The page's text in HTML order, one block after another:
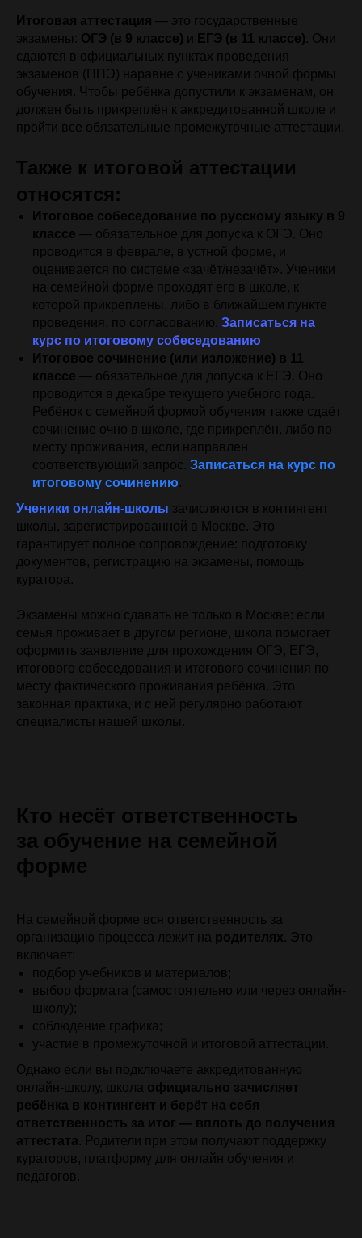
Итоговая аттестация — это государственные
экзамены: ОГЭ (в 9 классе) и ЕГЭ (в 11 классе). Они
сдаются в официальных пунктах проведения
экзаменов (ППЭ) наравне с учениками очной формы
обучения. Чтобы ребёнка допустили к экзаменам, он
должен быть прикреплён к аккредитованной школе и
пройти все обязательные промежуточные аттестации.
Также к итоговой аттестации
относятся:
Итоговое собеседование по русскому языку в 9
классе — обязательное для допуска к ОГЭ. Оно
проводится в феврале, в устной форме, и
оценивается по системе «зачёт/незачёт». Ученики
на семейной форме проходят его в школе, к
которой прикреплены, либо в ближайшем пункте
проведения, по согласованию. Записаться на
курс по итоговому собеседованию
Итоговое сочинение (или изложение) в 11
классе — обязательное для допуска к ЕГЭ. Оно
проводится в декабре текущего учебного года.
Ребёнок с семейной формой обучения также сдаёт
сочинение очно в школе, где прикреплён, либо по
месту проживания, если направлен
соответствующий запрос. Записаться на курс по
итоговому сочинению.
Ученики онлайн-школы зачисляются в контингент
школы, зарегистрированной в Москве. Это
гарантирует полное сопровождение: подготовку
документов, регистрацию на экзамены, помощь
куратора.
Экзамены можно сдавать не только в Москве: если
семья проживает в другом регионе, школа помогает
оформить заявление для прохождения ОГЭ, ЕГЭ,
итогового собеседования и итогового сочинения по
месту фактического проживания ребёнка. Это
законная практика, и с ней регулярно работают
специалисты нашей школы.
Кто несёт ответственность
за обучение на семейной
форме
На семейной форме вся ответственность за
организацию процесса лежит на родителях. Это
включает:
подбор учебников и материалов;
выбор формата (самостоятельно или через онлайн-
школу);
соблюдение графика;
участие в промежуточной и итоговой аттестации.
Однако если вы подключаете аккредитованную
онлайн-школу, школа официально зачисляет
ребёнка в контингент и берёт на себя
ответственность за итог — вплоть до получения
аттестата. Родители при этом получают поддержку
кураторов, платформу для онлайн обучения и
педагогов.